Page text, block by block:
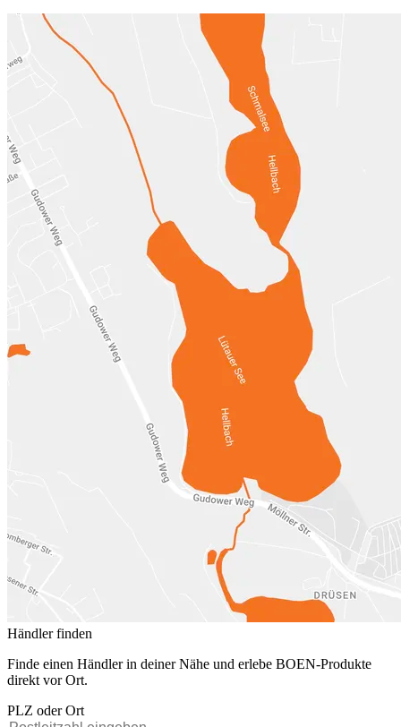
Händler finden
Finde einen Händler in deiner Nähe und erlebe BOEN-Produkte
direkt vor Ort.
PLZ oder Ort